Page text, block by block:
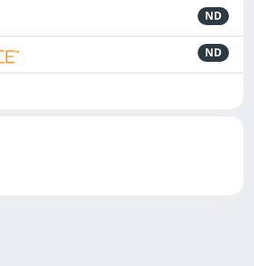
ND
ND